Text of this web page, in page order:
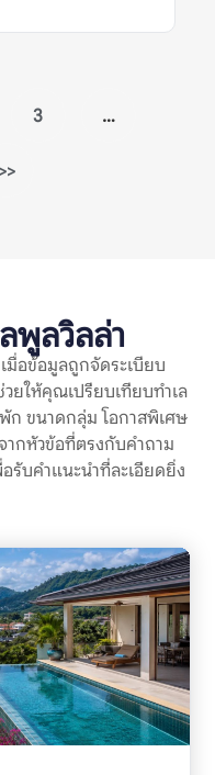
จำพูลวิลล่าเป็นสัญญาณ
กี่ยวกับเงินมัดจำ เช่น คืน
หรือยอดเงินที่ต้องวาง
เช่น เฟอร์นิเจอร์เสียหาย
มีผู้เข้าพักคนอื่นเจอ
เรียนเรื่องเงินมัดจำจึง
ทั่วไป และมักจองเป็นก
นที่ไม่น้อย หากเกิดความ
อาจกระทบความรู้สึกของ
ะสนุกก็ตาม ข้อร้องเรียน
คัญ เพราะช่วยสะท้อน
งกฎบ้าน ความโปร่งใส
[…]
3 …
>>
พูลวิลล่า
มื่อข้อมูลถูกจัดระเบียบ
ยให้คุณเปรียบเทียบทำเล
พัก ขนาดกลุ่ม โอกาสพิเศษ
ากหัวข้อที่ตรงกับคำถาม
รับคำแนะนำที่ละเอียดยิ่ง